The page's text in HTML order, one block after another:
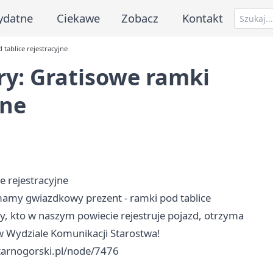
Ciekawe Zobacz Kontakt
tablice rejestracyjne
Gratisowe ramki
rejestracyjne
gwiazdkowy prezent - ramki pod tablice
kto w naszym powiecie rejestruje pojazd, otrzyma
Komunikacji Starostwa!
node/7476